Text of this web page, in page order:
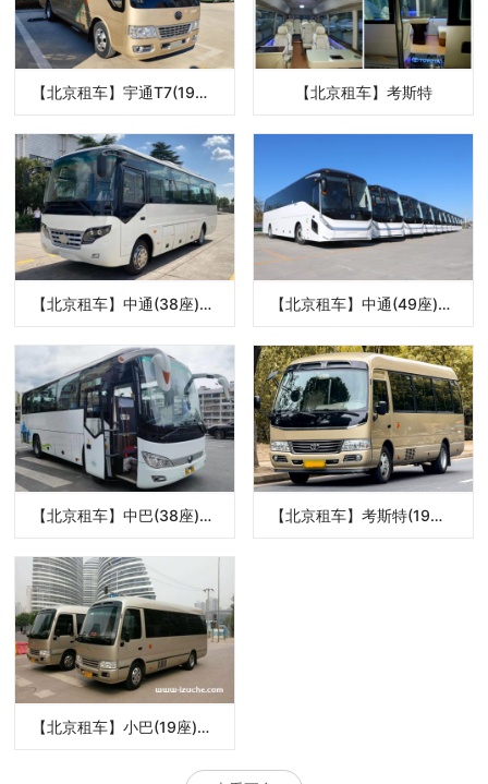
【北京租车】宇通T7(19座)租车价格/介绍/详情 【北京租车】考斯特
【北京租车】中通(38座)中巴租车价格/介绍 /详情 【北京租车】中通(49座)租车价格/介绍 /详情
【北京租车】中巴(38座)收费标准 【北京租车】考斯特(19座)租车价格/介绍/详情
【北京租车】小巴(19座)租车价格/介绍/详情